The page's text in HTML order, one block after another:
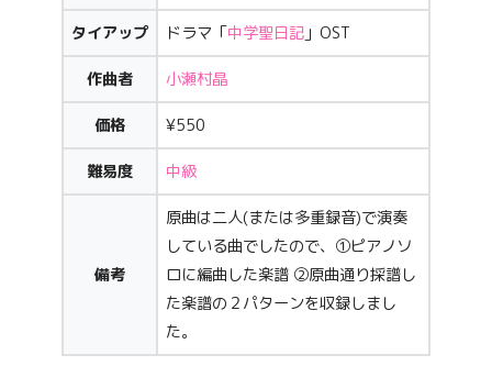
タイアップ ドラマ「中学聖日記 」OST
作曲者 小瀬村晶
価格 ¥550
難易度 中級
備考
原曲は二人(または多重録音)で演奏
している曲でしたので、①ピアノソ
ロに編曲した楽譜 ②原曲通り採譜し
た楽譜の２パターンを収録しまし
た。